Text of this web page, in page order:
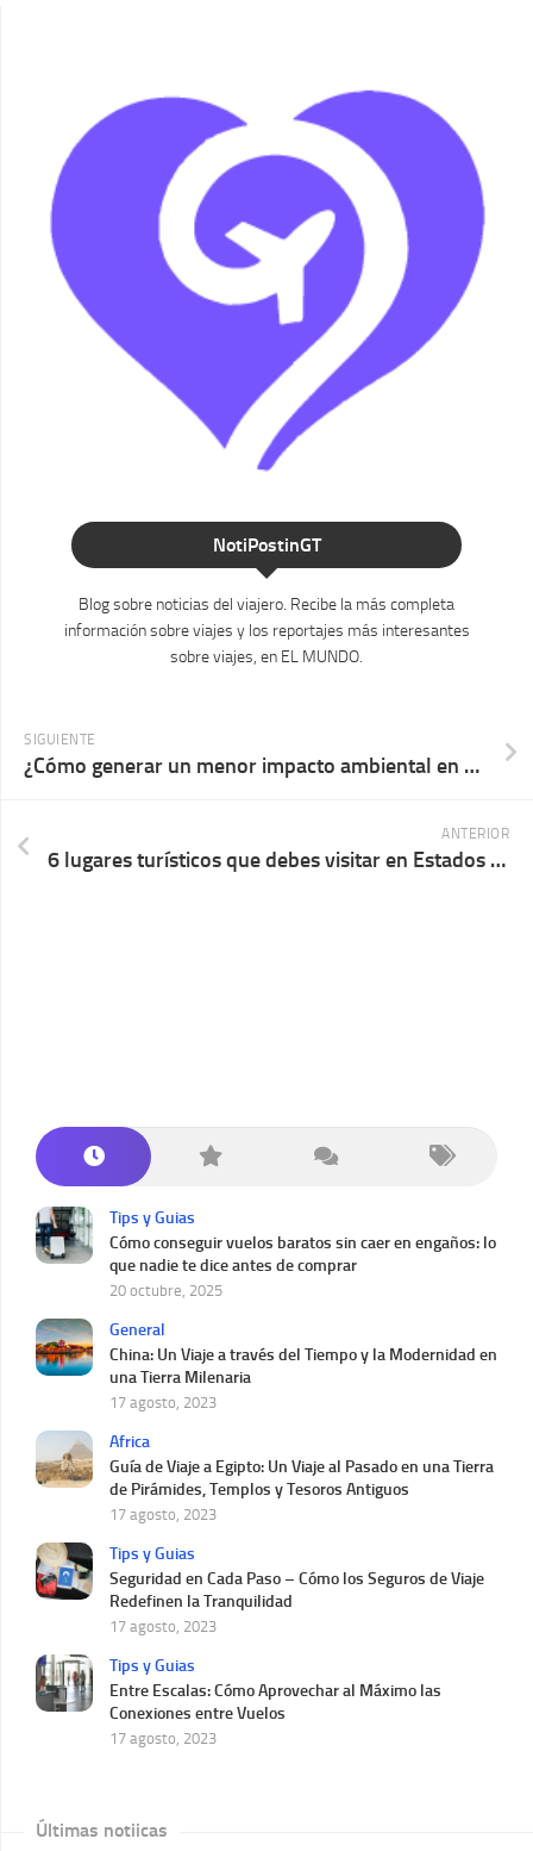
NotiPostinGT
Blog sobre noticias del viajero. Recibe la más completa
información sobre viajes y los reportajes más interesantes
sobre viajes, en EL MUNDO.
SIGUIENTE
¿Cómo generar un menor impacto ambiental en tus viajes?
ANTERIOR
6 lugares turísticos que debes visitar en Estados Unidos
Tips y Guias
Cómo conseguir vuelos baratos sin caer en engaños: lo
que nadie te dice antes de comprar
20 octubre, 2025
General
China: Un Viaje a través del Tiempo y la Modernidad en
una Tierra Milenaria
17 agosto, 2023
Africa
Guía de Viaje a Egipto: Un Viaje al Pasado en una Tierra
de Pirámides, Templos y Tesoros Antiguos
17 agosto, 2023
Tips y Guias
Seguridad en Cada Paso – Cómo los Seguros de Viaje
Redefinen la Tranquilidad
17 agosto, 2023
Tips y Guias
Entre Escalas: Cómo Aprovechar al Máximo las
Conexiones entre Vuelos
17 agosto, 2023
Últimas notiicas